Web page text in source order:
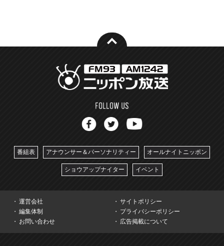
番組表 アナウンサー＆パーソナリティー オールナイトニッポン
ショウアップナイター イベント
運営会社
サイトポリシー
編集体制
プライバシーポリシー
お問い合わせ
広告掲載について